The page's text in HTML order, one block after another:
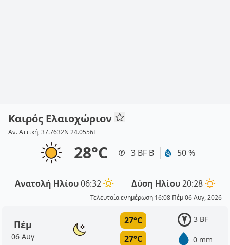
Καιρός Ελαιοχώριον
Αν. Αττική, 37.7632N 24.0556E
28°C 3 BF Β 50 %
Ανατολή Ηλίου06:32 Δύση Ηλίου20:28
Τελευταία ενημέρωση 16:08 Πέμ 06 Αυγ, 2026
Πέμ
06 Αυγ
27°C
27°C
3 BF
0 mm